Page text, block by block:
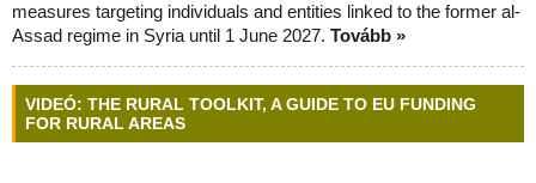
measures targeting individuals and entities linked to the former al-
Assad regime in Syria until 1 June 2027. Tovább »
VIDEÓ: THE RURAL TOOLKIT, A GUIDE TO EU FUNDING
FOR RURAL AREAS